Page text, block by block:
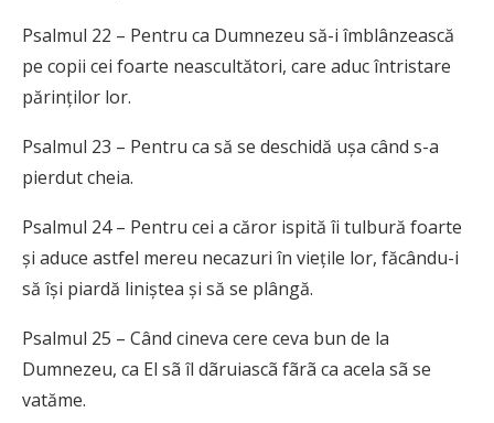
Psalmul 22 – Pentru ca Dumnezeu să-i îmblânzească
pe copii cei foarte neascultători, care aduc întristare
părinților lor.
Psalmul 23 – Pentru ca să se deschidă ușa când s-a
pierdut cheia.
Psalmul 24 – Pentru cei a căror ispită îi tulbură foarte
și aduce astfel mereu necazuri în viețile lor, făcându-i
să își piardă liniștea și să se plângă.
Psalmul 25 – Când cineva cere ceva bun de la
Dumnezeu, ca El sã îl dãruiascã fãrã ca acela sã se
vatăme.